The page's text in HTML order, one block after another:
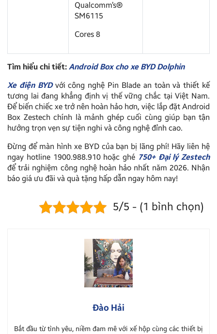
Qualcomm’s®
SM6115
Cores 8
Tìm hiểu chi tiết: Android Box cho xe BYD Dolphin
Xe điện BYDvới công nghệ Pin Blade an toàn và thiết kế
tương lai đang khẳng định vị thế vững chắc tại Việt Nam.
Để biến chiếc xe trở nên hoàn hảo hơn, việc lắp đặt Android
Box Zestech chính là mảnh ghép cuối cùng giúp bạn tận
hưởng trọn vẹn sự tiện nghi và công nghệ đỉnh cao.
Đừng để màn hình xe BYD của bạn bị lãng phí! Hãy liên hệ
ngay hotline 1900.988.910 hoặc ghé 750+ Đại lý Zestech
để trải nghiệm công nghệ hoàn hảo nhất năm 2026. Nhận
báo giá ưu đãi và quà tặng hấp dẫn ngay hôm nay!
5/5 - (1 bình chọn)
Đào Hải
Bắt đầu từ tình yêu, niềm đam mê với xế hộp cùng các thiết bị